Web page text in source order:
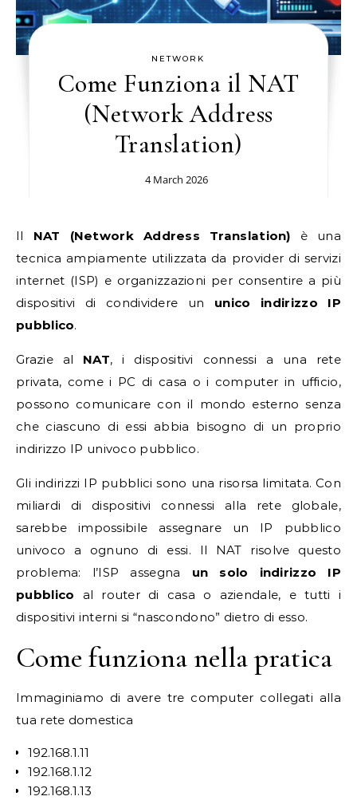
NETWORK
Come Funziona il NAT
(Network Address
Translation)
4 March 2026
Il NAT (Network Address Translation) è una
tecnica ampiamente utilizzata da provider di servizi
internet (ISP) e organizzazioni per consentire a più
dispositivi di condividere un unico indirizzo IP
pubblico.
Grazie al NAT, i dispositivi connessi a una rete
privata, come i PC di casa o i computer in ufficio,
possono comunicare con il mondo esterno senza
che ciascuno di essi abbia bisogno di un proprio
indirizzo IP univoco pubblico.
Gli indirizzi IP pubblici sono una risorsa limitata. Con
miliardi di dispositivi connessi alla rete globale,
sarebbe impossibile assegnare un IP pubblico
univoco a ognuno di essi. Il NAT risolve questo
problema: l’ISP assegna un solo indirizzo IP
pubblico al router di casa o aziendale, e tutti i
dispositivi interni si “nascondono” dietro di esso.
Come funziona nella pratica
Immaginiamo di avere tre computer collegati alla
tua rete domestica
192.168.1.11
192.168.1.12
192.168.1.13